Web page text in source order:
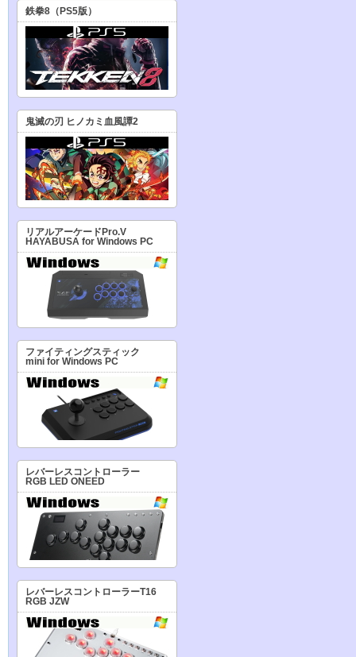
鉄拳8（PS5版）
鬼滅の刃 ヒノカミ血風譚2
リアルアーケードPro.V
HAYABUSA for Windows PC
ファイティングスティック
mini for Windows PC
レバーレスコントローラー
RGB LED ONEED
レバーレスコントローラーT16
RGB JZW